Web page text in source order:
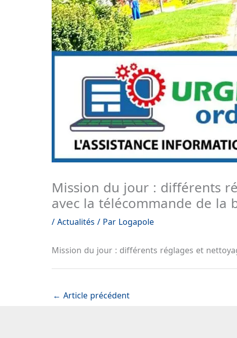
Mission du jour : différents
avec la télécommande de la
/ Actualités / Par Logapole
Mission du jour : différents réglages et
← Article précédent